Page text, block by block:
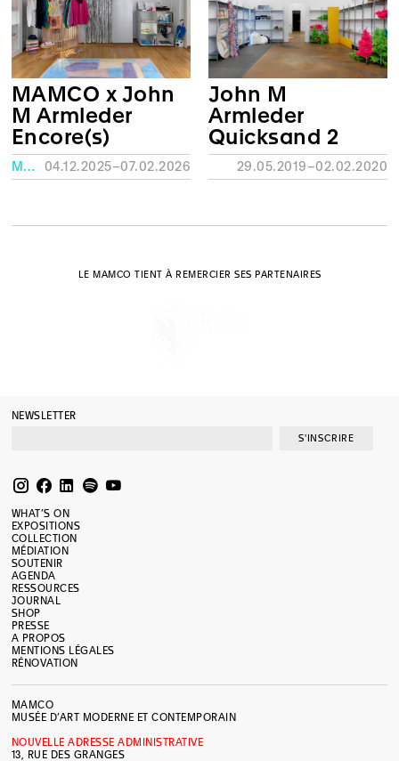
MAMCO x John
M Armleder
Encore(s)
MAMCO, GENÈVE 04.12.2025–07.02.2026
John M
Armleder
Quicksand 2
29.05.2019–02.02.2020
LE MAMCO TIENT À REMERCIER SES PARTENAIRES
NEWSLETTER
S'INSCRIRE
WHAT’S ON
EXPOSITIONS
COLLECTION
MÉDIATION
SOUTENIR
AGENDA
RESSOURCES
JOURNAL
SHOP
PRESSE
A PROPOS
MENTIONS LÉGALES
RÉNOVATION
MAMCO
MUSÉE D’ART MODERNE ET CONTEMPORAIN
NOUVELLE ADRESSE ADMINISTRATIVE
13, RUE DES GRANGES